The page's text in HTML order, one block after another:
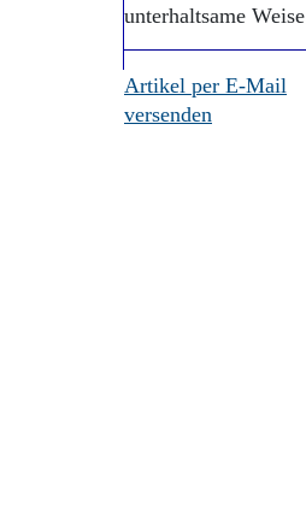
unterhaltsame
Artikel per E-Mail
versenden